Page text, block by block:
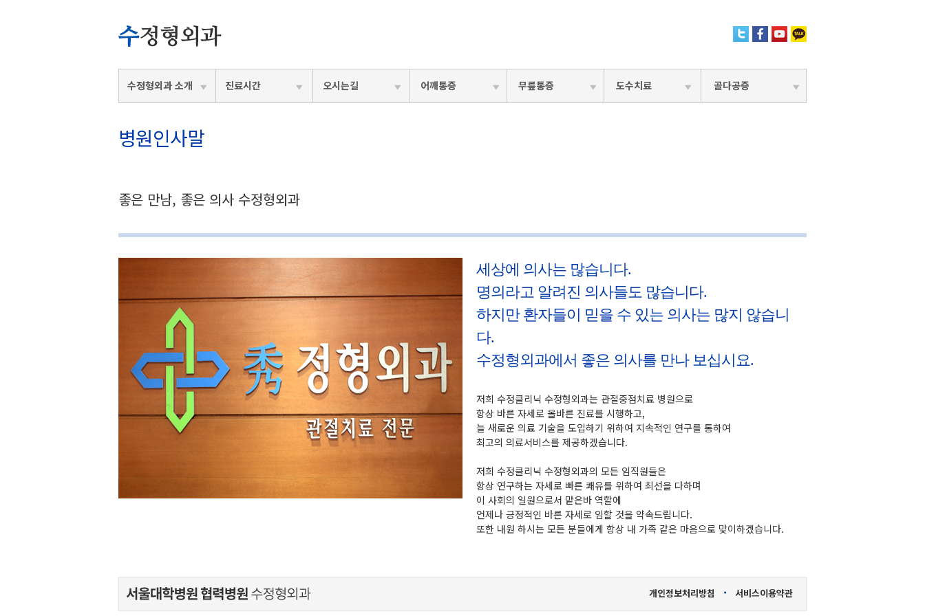
수정형외과 소개 진료시간 오시는길 어깨통증 무릎통증 도수치료 골다공증
병원인사말
좋은 만남, 좋은 의사 수정형외과
세상에 의사는 많습니다.
명의라고 알려진 의사들도 많습니다.
하지만 환자들이 믿을 수 있는 의사는 많지 않습니
다.
수정형외과에서 좋은 의사를 만나 보십시요.
저희 수정클리닉 수정형외과는 관절중점치료 병원으로
항상 바른 자세로 올바른 진료를 시행하고,
늘 새로운 의료 기술을 도입하기 위하여 지속적인 연구를 통하여
최고의 의료서비스를 제공하겠습니다.
저희 수정클리닉 수정형외과의 모든 임직원들은
항상 연구하는 자세로 빠른 쾌유를 위하여 최선을 다하며
이 사회의 일원으로서 맡은바 역할에
언제나 긍정적인 바른 자세로 임할 것을 약속드립니다.
또한 내원 하시는 모든 분들에게 항상 내 가족 같은 마음으로 맞이하겠습니다.
개인정보처리방침 · 서비스이용약관